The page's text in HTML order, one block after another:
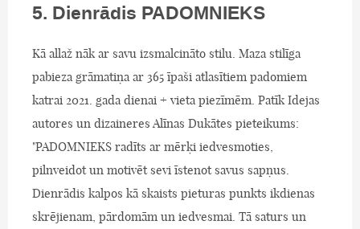
5. Dienrādis PADOMNIEKS
Kā allaž nāk ar savu izsmalcināto stilu. Maza stilīga
pabieza grāmatiņa ar 365 īpaši atlasītiem padomiem
katrai 2021. gada dienai + vieta piezīmēm. Patīk Idejas
autores un dizaineres Alīnas Dukātes pieteikums:
"PADOMNIEKS radīts ar mērķi iedvesmoties,
pilnveidot un motivēt sevi īstenot savus sapņus.
Dienrādis kalpos kā skaists pieturas punkts ikdienas
skrējienam, pārdomām un iedvesmai. Tā saturs un